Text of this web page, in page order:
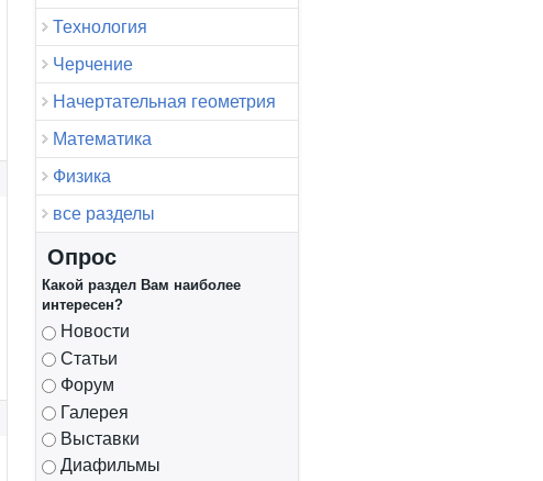
Технология
Черчение
Начертательная геометрия
Математика
Физика
все разделы
Опрос
Какой раздел Вам наиболее
интересен?
Варианты
Новости
Статьи
Форум
Галерея
Выставки
Диафильмы